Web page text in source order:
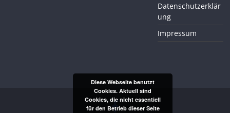
Datenschutzerklär
ung
Impressum
Diese Webseite benutzt
Cookies. Aktuell sind
Cookies, die nicht essentiell
für den Betrieb dieser Seite